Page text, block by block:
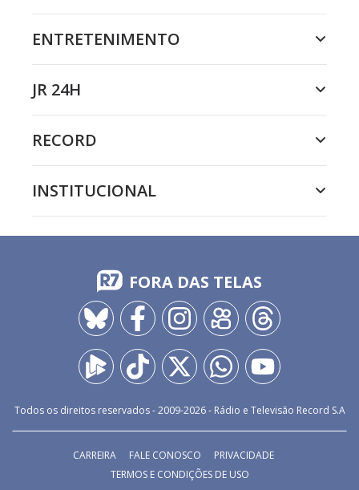
ENTRETENIMENTO
JR 24H
RECORD
INSTITUCIONAL
FORA DAS TELAS
Todos os direitos reservados - 2009-2026- Rádio e Televisão Record S.A
CARREIRA FALE CONOSCO
PRIVACIDADE
TERMOS E CONDIÇÕES DE USO